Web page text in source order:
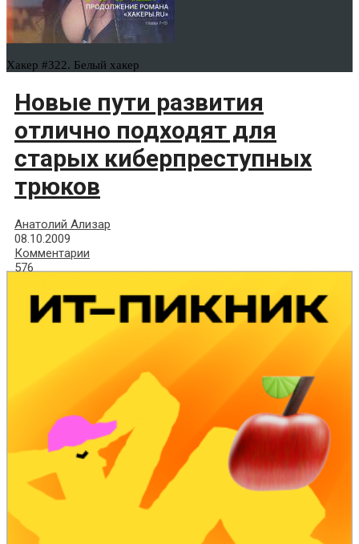
Хакер #322. Белый хакер
Новые пути развития
отлично подходят для
старых киберпреступных
трюков
Анатолий Ализар
08.10.2009
Комментарии
576